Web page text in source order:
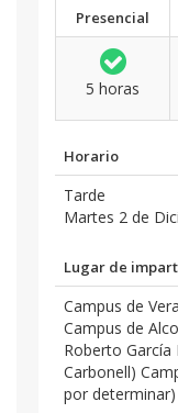
Presencial
5 horas
Horario
Tarde
Martes 2 de
Lugar de
Campus de
Campus de
Roberto García
Carbonell)
por determinar)